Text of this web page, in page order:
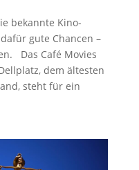
bekannte Kino-
gute Chancen –
Das Café Movies
dem ältesten
steht für ein